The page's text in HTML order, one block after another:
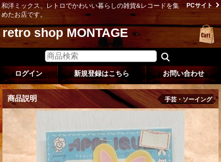
和洋ミックス、レトロでかわいい暮らしの雑貨&レコードを集
めたお店です。
PCサイト
retro shop MONTAGE
ログイン 新規登録はこちら お問い合わせ
商品説明 手芸・ソーイング